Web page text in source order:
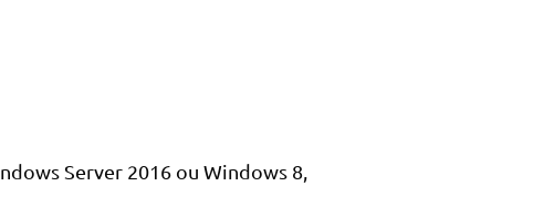
Server 2016 ou Windows 8,